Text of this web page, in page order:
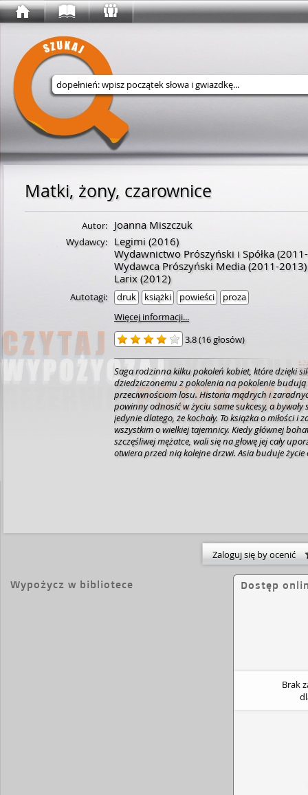
Wyszukaj w serwisie
Matki, żony, czarownice
Autor: Joanna Miszczuk
Wydawcy: Legimi (2016)
Wydawnictwo Prószyński i Spółka
Wydawca Prószyński Media(2011-2013)
Larix (2012)
Autotagi: druk książki powieści
proza
Więcej informacji...
3.8(16 głosów)
Saga rodzinna kilku pokoleń kobiet, które dzięki
dziedziczonemu z pokolenia na pokolenie budują
przeciwnościom losu. Historia mądrych i
powinny odnosić w życiu same sukcesy, a bywały
jedynie dlatego, że kochały. To książka o miłości i
wszystkim o wielkiej tajemnicy. Kiedy głównej bohaterce, 40-letniej
szczęśliwej mężatce, wali się na głowę jej cały
otwiera przed nią kolejne drzwi. Asia buduje życie
pieniądze są jego wartością.
Zaloguj się by ocenić
Wypożycz w bibliotece Dostęp
Brak